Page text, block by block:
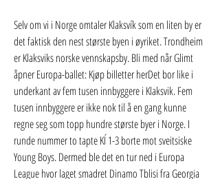
Selv om vi i Norge omtaler Klaksvík som en liten by er
det faktisk den nest største byen i øyriket. Trondheim
er Klaksviks norske vennskapsby. Bli med når Glimt
åpner Europa-ballet: Kjøp billetter herDet bor like i
underkant av fem tusen innbyggere i Klaksvik. Fem
tusen innbyggere er ikke nok til å en gang kunne
regne seg som topp hundre største byer i Norge. I
runde nummer to tapte KÍ 1-3 borte mot sveitsiske
Young Boys. Dermed ble det en tur ned i Europa
League hvor laget smadret Dinamo Tblisi fra Georgia